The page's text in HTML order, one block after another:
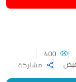
مشاركة